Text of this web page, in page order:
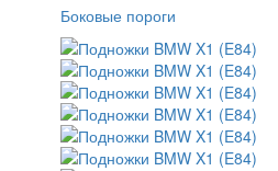
Боковые пороги